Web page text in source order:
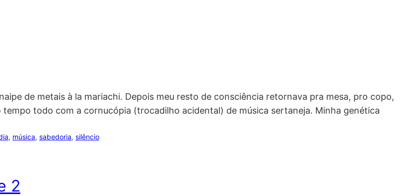
de metais à la mariachi. Depois meu resto de consciência retornava pra mesa, pro copo,
todo com a cornucópia (trocadilho acidental) de música sertaneja. Minha genética
, música, sabedoria, silêncio
2